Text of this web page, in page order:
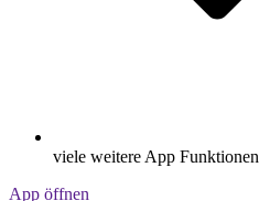
viele weitere App Funktionen
App öffnen